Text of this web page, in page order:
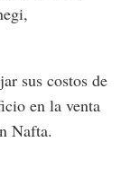
sus costos de
en la venta
Nafta.